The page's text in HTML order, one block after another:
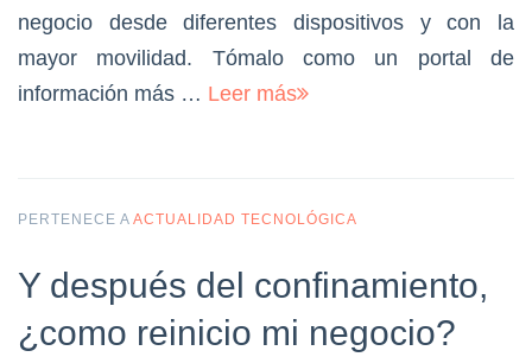
negocio desde diferentes dispositivos y con la
mayor movilidad. Tómalo como un portal de
información más … Leer más
PERTENECE A ACTUALIDAD TECNOLÓGICA
Y después del confinamiento,
¿como reinicio mi negocio?